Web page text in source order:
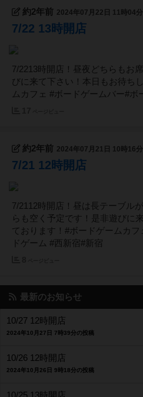
約2年前 2024年07月22日 11時04分
7/22 13時開店
7/2213時開店！昼夜どちらもお
びに来て下さい！本日もお待ち
ムカフェ #ボードゲームバー#ボ
約2年前 2024年07月21日 10時16分
7/21 12時開店
7/2112時開店！昼は長テーブル
らも空く予定です！是非遊びに
ております！#ボードゲームカ
ドゲーム #西新宿#新宿
最新のお知らせ
10/27 12時開店
2024年10月27日 7時39分の投稿
10/26 12時開店
2024年10月26日 9時18分の投稿